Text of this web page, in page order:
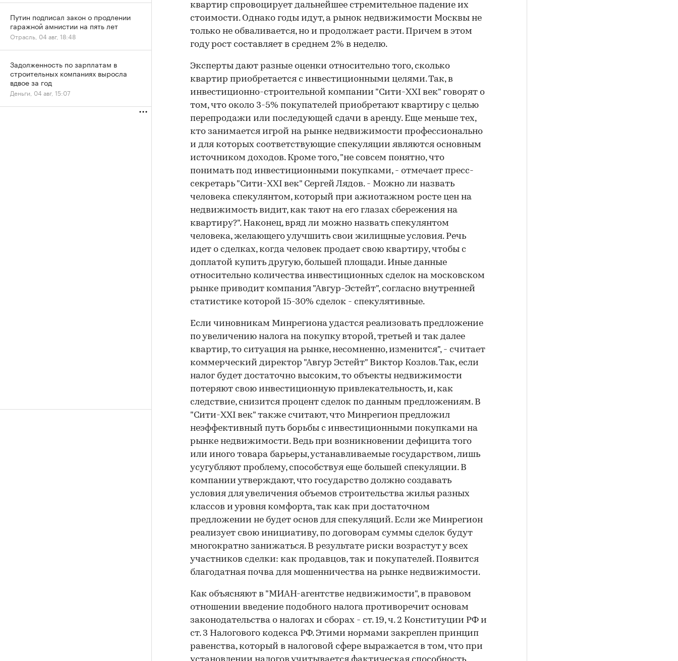
квартир спровоцирует дальнейшее стремительное падение их
стоимости. Однако годы идут, а рынок недвижимости Москвы не
только не обваливается, но и продолжает расти. Причем в этом
году рост составляет в среднем 2% в неделю.
Эксперты дают разные оценки относительно того, сколько
квартир приобретается с инвестиционными целями. Так, в
инвестиционно-строительной компании "Сити-XXI век" говорят о
том, что около 3-5% покупателей приобретают квартиру с целью
перепродажи или последующей сдачи в аренду. Еще меньше тех,
кто занимается игрой на рынке недвижимости профессионально
и для которых соответствующие спекуляции являются основным
источником доходов. Кроме того, "не совсем понятно, что
понимать под инвестиционными покупками, - отмечает пресс-
секретарь "Сити-XXI век" Сергей Лядов. - Можно ли назвать
человека спекулянтом, который при ажиотажном росте цен на
недвижимость видит, как тают на его глазах сбережения на
квартиру?". Наконец, вряд ли можно назвать спекулянтом
человека, желающего улучшить свои жилищные условия. Речь
идет о сделках, когда человек продает свою квартиру, чтобы с
доплатой купить другую, большей площади. Иные данные
относительно количества инвестиционных сделок на московском
рынке приводит компания "Авгур-Эстейт", согласно внутренней
статистике которой 15-30% сделок - спекулятивные.
Если чиновникам Минрегиона удастся реализовать предложение
по увеличению налога на покупку второй, третьей и так далее
квартир, то ситуация на рынке, несомненно, изменится", - считает
коммерческий директор "Авгур Эстейт" Виктор Козлов. Так, если
налог будет достаточно высоким, то объекты недвижимости
потеряют свою инвестиционную привлекательность, и, как
следствие, снизится процент сделок по данным предложениям. В
"Сити-XXI век" также считают, что Минрегион предложил
неэффективный путь борьбы с инвестиционными покупками на
рынке недвижимости. Ведь при возникновении дефицита того
или иного товара барьеры, устанавливаемые государством, лишь
усугубляют проблему, способствуя еще большей спекуляции. В
компании утверждают, что государство должно создавать
условия для увеличения объемов строительства жилья разных
классов и уровня комфорта, так как при достаточном
предложении не будет основ для спекуляций. Если же Минрегион
реализует свою инициативу, по договорам суммы сделок будут
многократно занижаться. В результате риски возрастут у всех
участников сделки: как продавцов, так и покупателей. Появится
благодатная почва для мошенничества на рынке недвижимости.
Как объясняют в "МИАН-агентстве недвижимости", в правовом
отношении введение подобного налога противоречит основам
законодательства о налогах и сборах - ст. 19, ч. 2 Конституции РФ и
ст. 3 Налогового кодекса РФ. Этими нормами закреплен принцип
равенства, который в налоговой сфере выражается в том, что при
Путин подписал закон о продлении
гаражной амнистии на пять лет
Отрасль, 04 авг, 18:48
Задолженность по зарплатам в
строительных компаниях выросла
вдвое за год
Деньги, 04 авг, 15:07